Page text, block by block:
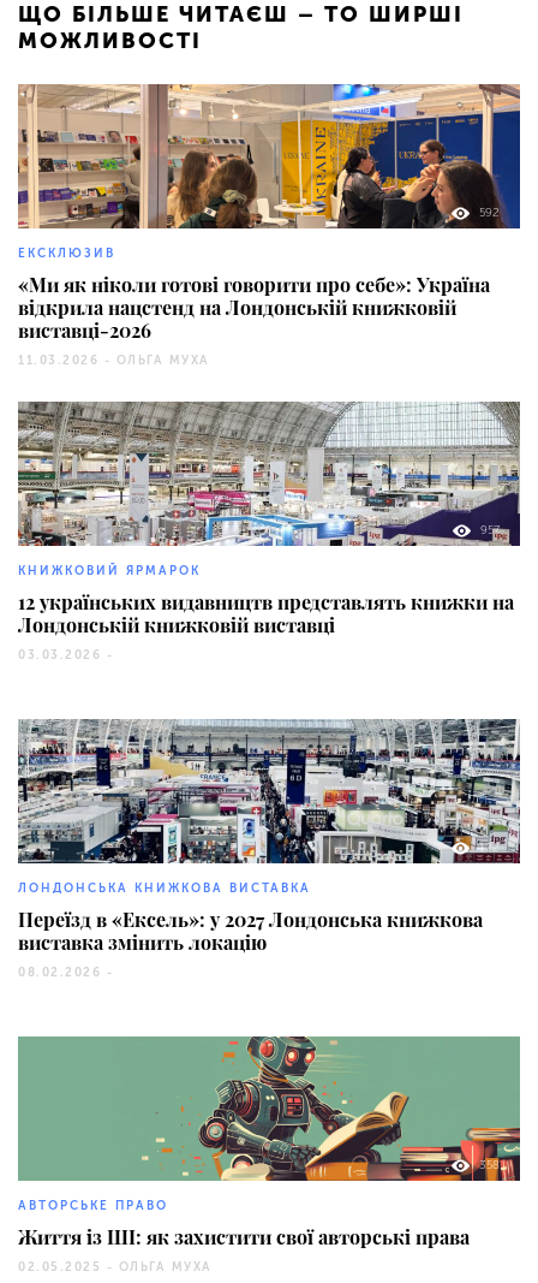
ЩО БІЛЬШЕ ЧИТАЄШ – ТО ШИРШІ
МОЖЛИВОСТІ
592
ЕКСКЛЮЗИВ
«Ми як ніколи готові говорити про себе»: Україна
відкрила нацстенд на Лондонській книжковій
виставці-2026
11.03.2026 - ОЛЬГА МУХА
957
КНИЖКОВИЙ ЯРМАРОК
12 українських видавництв представлять книжки на
Лондонській книжковій виставці
03.03.2026 -
122
ЛОНДОНСЬКА КНИЖКОВА ВИСТАВКА
Переїзд в «Ексель»: у 2027 Лондонська книжкова
виставка змінить локацію
08.02.2026 -
358
АВТОРСЬКЕ ПРАВО
Життя із ШІ: як захистити свої авторські права
02.05.2025 - ОЛЬГА МУХА